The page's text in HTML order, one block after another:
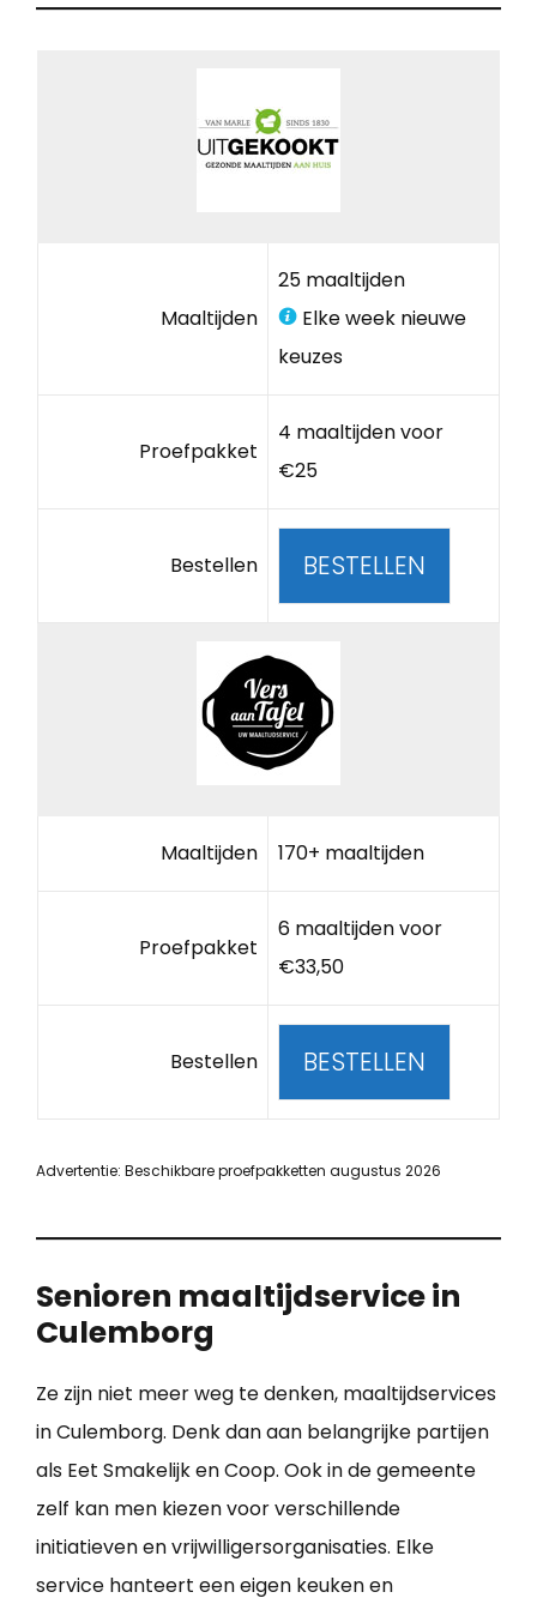
Maaltijden
25 maaltijden
Elke week nieuwe
keuzes
Proefpakket
4 maaltijden voor
€25
Bestellen BESTELLEN
Maaltijden 170+ maaltijden
Proefpakket
6 maaltijden voor
€33,50
Bestellen BESTELLEN
Advertentie: Beschikbare proefpakketten augustus 2026
Senioren maaltijdservice in
Culemborg
Ze zijn niet meer weg te denken, maaltijdservices
in Culemborg. Denk dan aan belangrijke partijen
als Eet Smakelijk en Coop. Ook in de gemeente
zelf kan men kiezen voor verschillende
initiatieven en vrijwilligersorganisaties. Elke
service hanteert een eigen keuken en